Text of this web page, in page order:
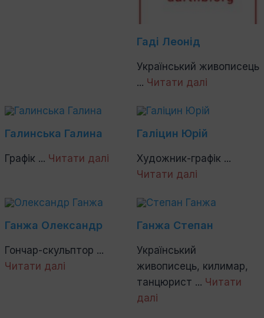
Гаді Леонід
Український живописець
... Читати далі
Галинська Галина
Графік ... Читати далі
Галіцин Юрій
Художник-графік ...
Читати далі
Ганжа Олександр
Гончар-скульптор ...
Читати далі
Ганжа Степан
Український
живописець, килимар,
танцюрист ... Читати
далі